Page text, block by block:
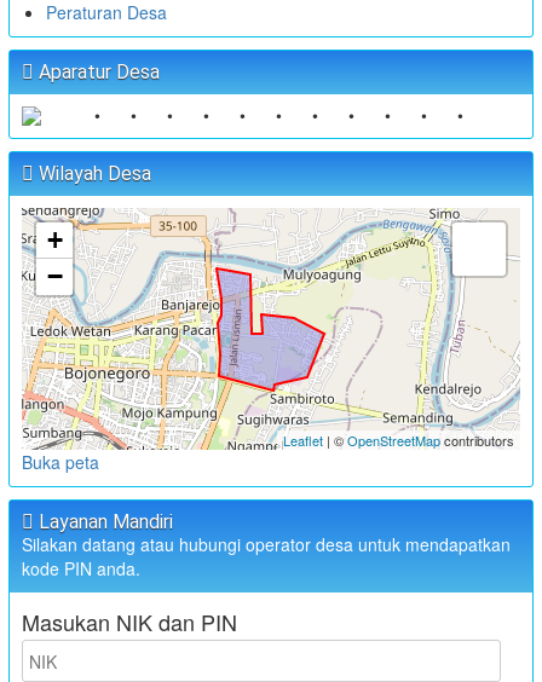
Peraturan Desa
Aparatur Desa
• • • • • • • • • • •
Wilayah Desa
+
−
Leaflet | ©OpenStreetMapcontributors
Buka peta
Layanan Mandiri
Silakan datang atau hubungi operator desa untuk mendapatkan
kode PIN anda.
Masukan NIK dan PIN